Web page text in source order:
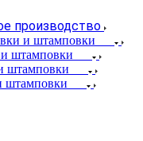
производство
и штамповки
штамповки
штамповки
штамповки